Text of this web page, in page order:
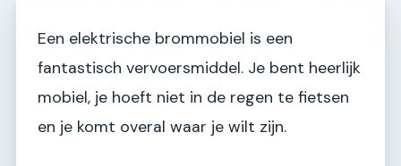
Een elektrische brommobiel is een
fantastisch vervoersmiddel. Je bent heerlijk
mobiel, je hoeft niet in de regen te fietsen
en je komt overal waar je wilt zijn.